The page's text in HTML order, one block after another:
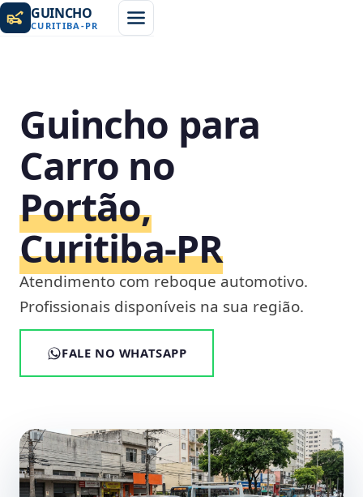
GUINCHO
CURITIBA -PR
Guincho para
Carro no
Portão,
Curitiba‑PR
Atendimento com reboque automotivo.
Profissionais disponíveis na sua região.
FALE NO WHATSAPP